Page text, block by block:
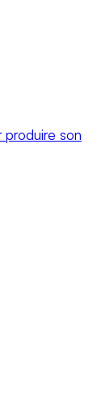
produire son